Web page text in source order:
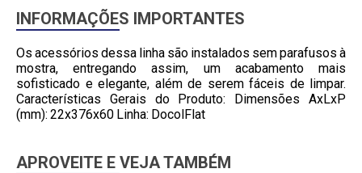
INFORMAÇÕES IMPORTANTES
Os acessórios dessa linha são instalados sem parafusos à
mostra, entregando assim, um acabamento mais
sofisticado e elegante, além de serem fáceis de limpar.
Características Gerais do Produto: Dimensões AxLxP
(mm): 22x376x60 Linha: DocolFlat
APROVEITE E VEJA TAMBÉM